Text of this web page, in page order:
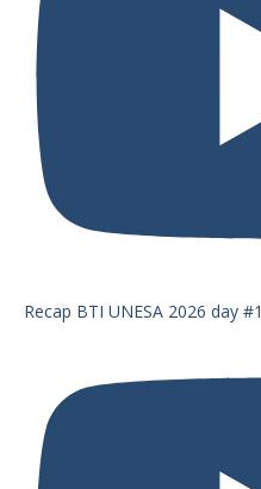
Recap BTI UNESA 2026 day #1